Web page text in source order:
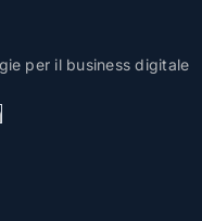
per il business digitale